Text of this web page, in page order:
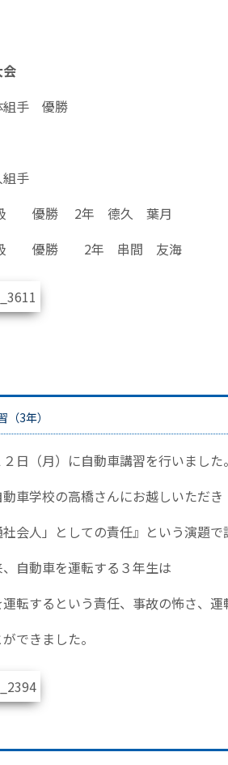
組手 優勝
手
優勝 2年 德久 葉月
級 優勝 2年 串間 友海
（3年）
２日（月）に自動車講習を行いました。
車学校の高橋さんにお越しいただき
社会人」としての責任』という演題で
自動車を運転する３年生は
運転するという責任、事故の怖さ、
できました。